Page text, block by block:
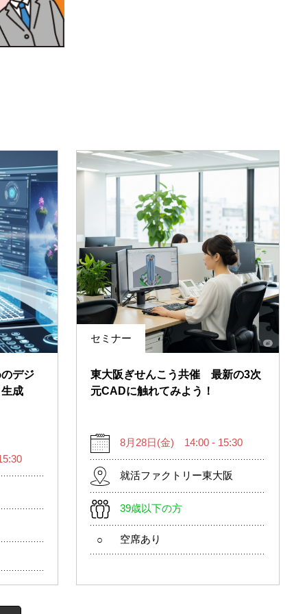
デジ
成
セミナー
東大阪ぎせんこう共催 最新の3次
元CADに触れてみよう！
8月28日(金) 14:00 - 15:30
就活ファクトリー東大阪
39歳以下の方
○ 空席あり